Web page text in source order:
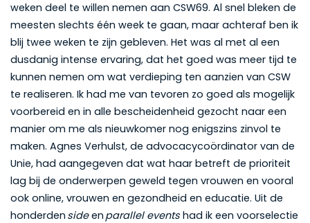
weken deel te willen nemen aan CSW69. Al snel bleken de
meesten slechts één week te gaan, maar achteraf ben ik
blij twee weken te zijn gebleven. Het was al met al een
dusdanig intense ervaring, dat het goed was meer tijd te
kunnen nemen om wat verdieping ten aanzien van CSW
te realiseren. Ik had me van tevoren zo goed als mogelijk
voorbereid en in alle bescheidenheid gezocht naar een
manier om me als nieuwkomer nog enigszins zinvol te
maken. Agnes Verhulst, de advocacycoördinator van de
Unie, had aangegeven dat wat haar betreft de prioriteit
lag bij de onderwerpen geweld tegen vrouwen en vooral
ook online, vrouwen en gezondheid en educatie. Uit de
honderden sideen parallel events had ik een voorselectie